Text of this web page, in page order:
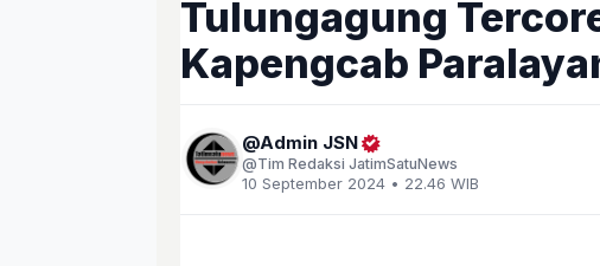
Tulungagung
Kapengcab
Admin JSN
Tim Redaksi JatimSatuNews
10 September 2024 • 22.46 WIB